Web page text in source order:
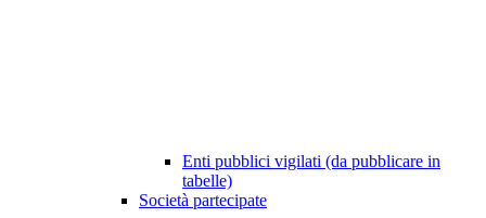
Enti pubblici vigilati (da pubblicare in
tabelle)
Società partecipate